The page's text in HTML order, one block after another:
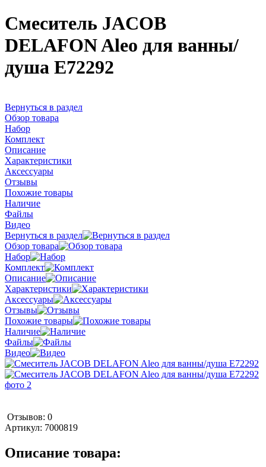
Смеситель JACOB
DELAFON Aleo для ванны/
душа E72292
Вернуться в раздел
Обзор товара
Набор
Комплект
Описание
Характеристики
Аксессуары
Отзывы
Похожие товары
Наличие
Файлы
Видео
Вернуться в раздел
Обзор товара
Набор
Комплект
Описание
Характеристики
Аксессуары
Отзывы
Похожие товары
Наличие
Файлы
Видео
Отзывов: 0
Артикул: 7000819
Описание товара: